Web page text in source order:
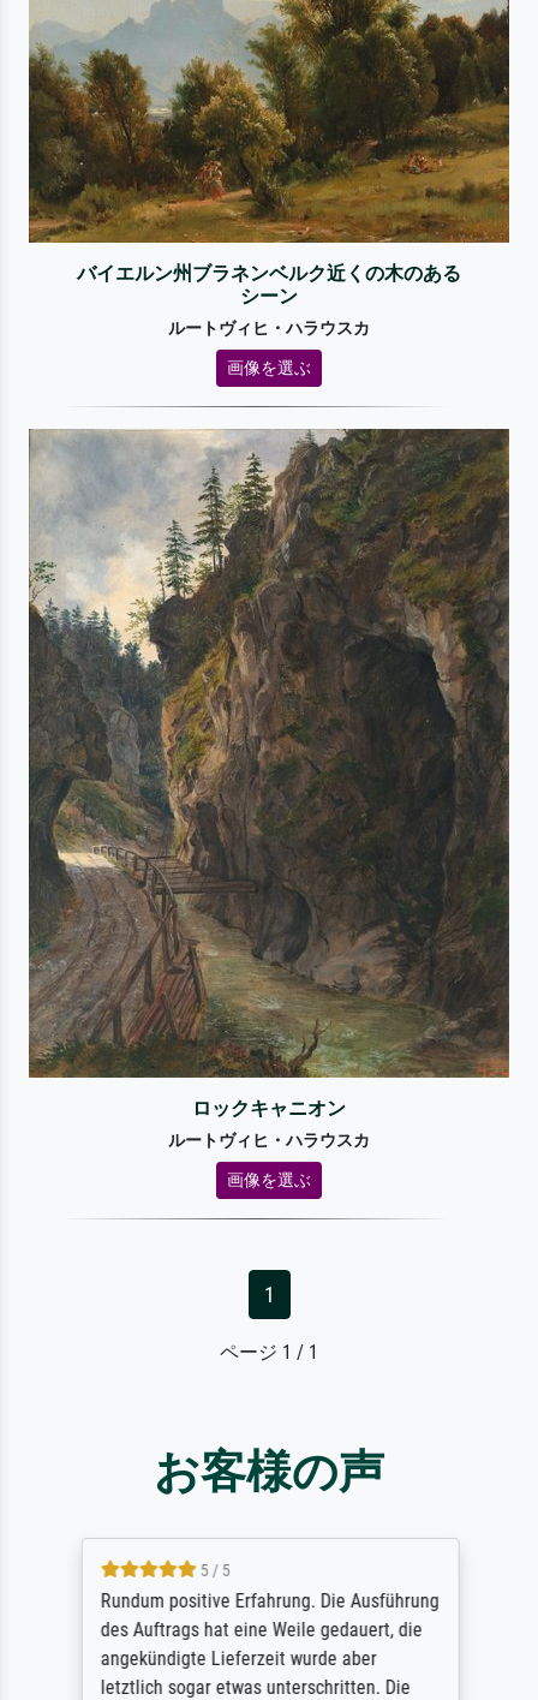
バイエルン州ブラネンベルク近くの木のある
シーン
ルートヴィヒ・ハラウスカ
画像を選ぶ
ロックキャニオン
ルートヴィヒ・ハラウスカ
画像を選ぶ
1
ページ 1 / 1
お客様の声
5 / 5
Rundum positive Erfahrung. Die Ausführung
des Auftrags hat eine Weile gedauert, die
angekündigte Lieferzeit wurde aber
letztlich sogar etwas unterschritten. Die